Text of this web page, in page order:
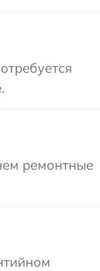
ремонтные